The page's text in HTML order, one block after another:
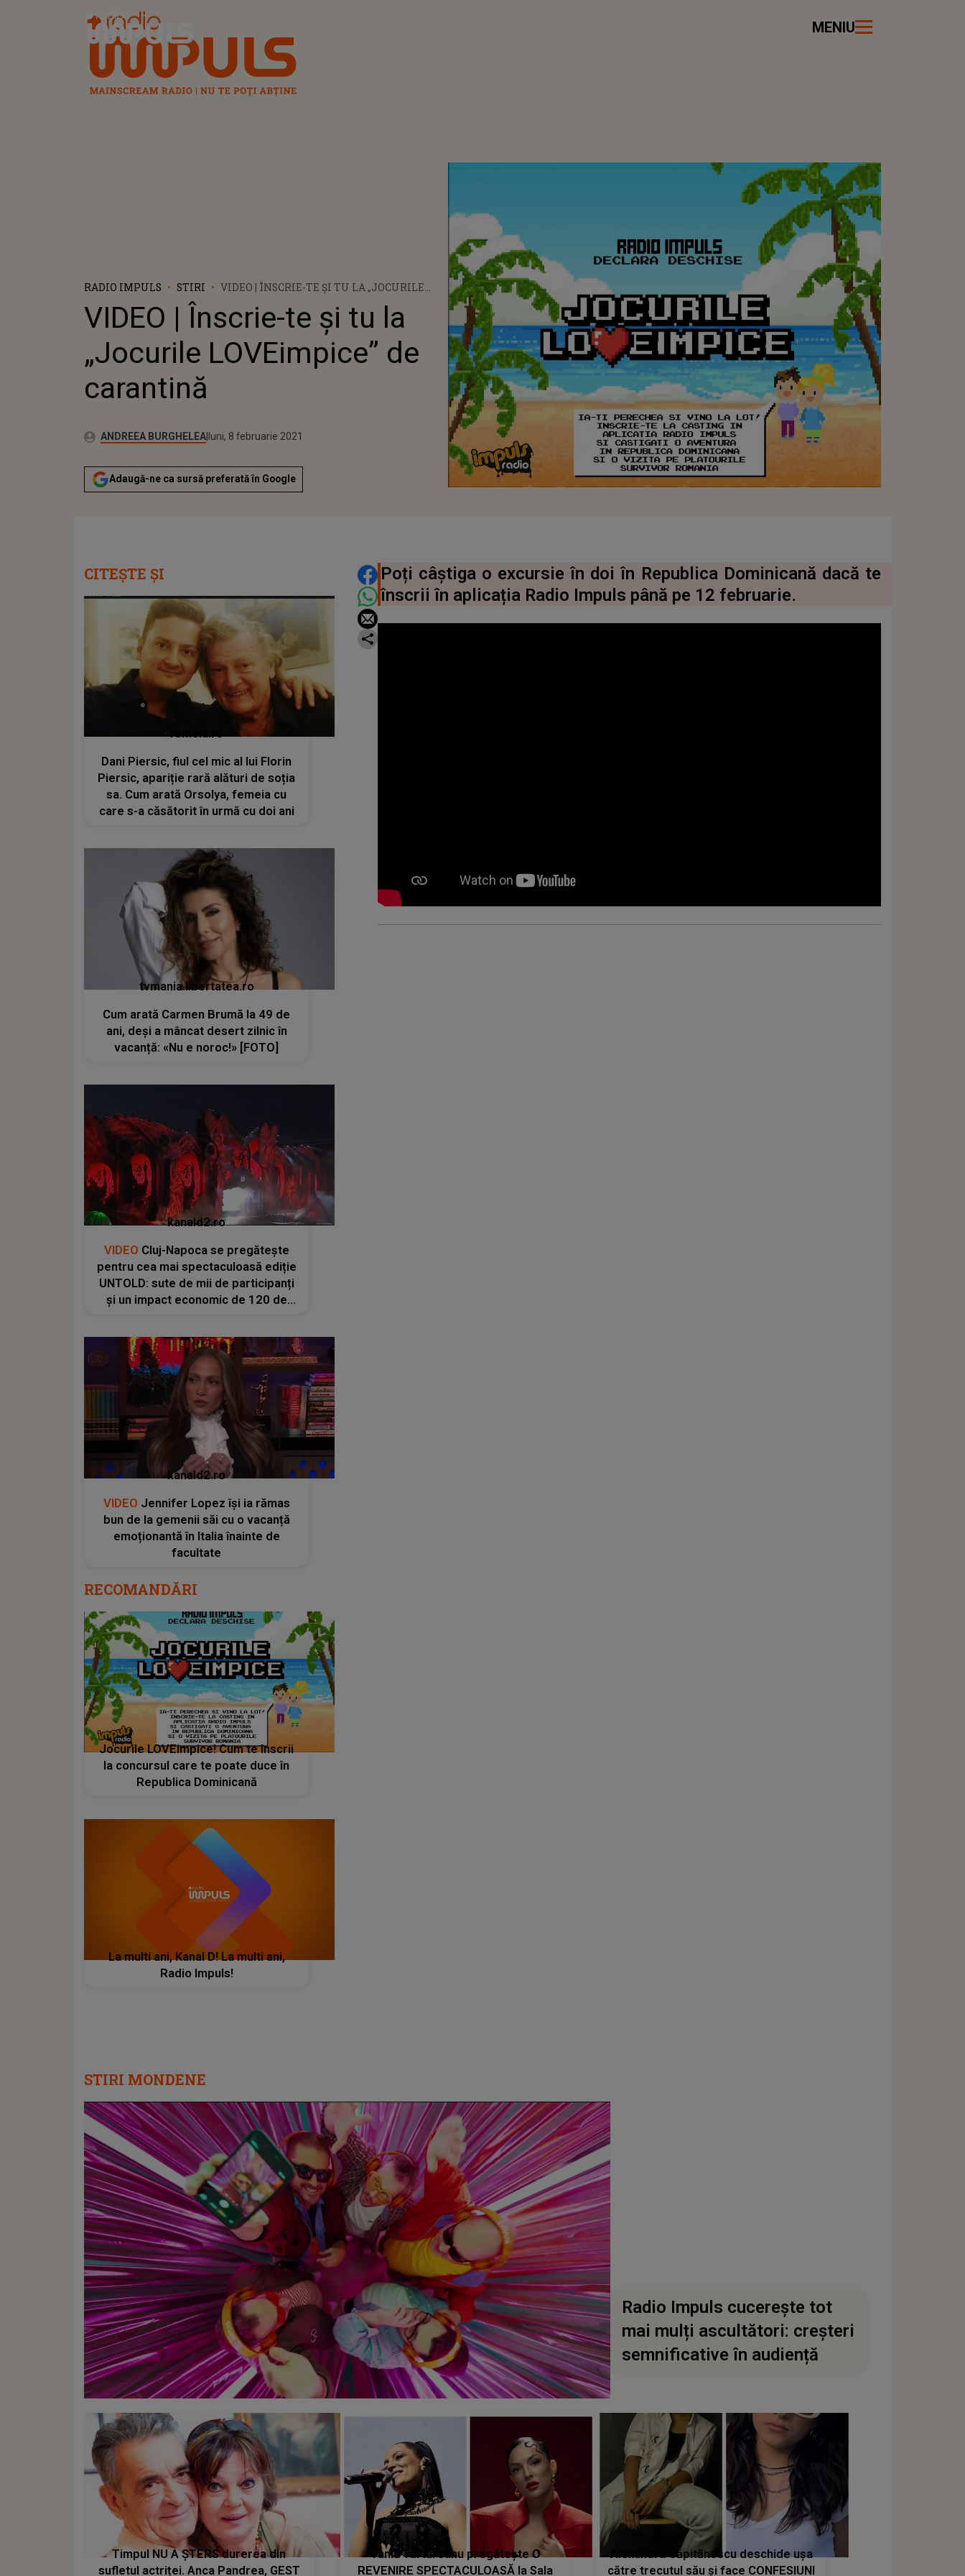
Radio Impuls MENIU
RADIO IMPULS STIRI
VIDEO | ÎNSCRIE-TE ȘI TU LA „JOCURILE
VIDEO | Înscrie-te și tu la
„Jocurile LOVEimpice” de
carantină
Autor:ANDREEA BURGHELEA Publicat:
luni, 8 februarie 2021
Adaugă-ne ca sursă preferată în Google
DISTRIBUIE ARTICOLUL
Poți câștiga o excursie în doi în Republica Dominicană dacă te
înscrii în aplicația Radio Impuls până pe 12 februarie.
CITEȘTE ȘI
femeia.ro
Dani Piersic, fiul cel mic al lui Florin
Piersic, apariție rară alături de soția
sa. Cum arată Orsolya, femeia cu
care s-a căsătorit în urmă cu doi ani
tvmania.libertatea.ro
Cum arată Carmen Brumă la 49 de
ani, deși a mâncat desert zilnic în
vacanță: «Nu e noroc!» [FOTO]
kanald2.ro
VIDEO Cluj-Napoca se pregătește
pentru cea mai spectaculoasă ediție
UNTOLD: sute de mii de participanți
și un impact economic de 120 de
kanald2.ro
VIDEO Jennifer Lopez își ia rămas
bun de la gemenii săi cu o vacanță
emoționantă în Italia înainte de
facultate
RECOMANDĂRI
Jocurile LOVEimpice! Cum te înscrii
la concursul care te poate duce în
Republica Dominicană
La multi ani, Kanal D! La multi ani,
Radio Impuls!
STIRI MONDENE
Radio Impuls cucerește tot
mai mulți ascultători: creșteri
semnificative în audiență
Timpul NU A ȘTERS durerea din
sufletul actriței. Anca Pandrea, GEST
Tania Turtureanu pregătește O
REVENIRE SPECTACULOASĂ la Sala
Alexandra Căpitănescu deschide ușa
către trecutul său și face CONFESIUNI